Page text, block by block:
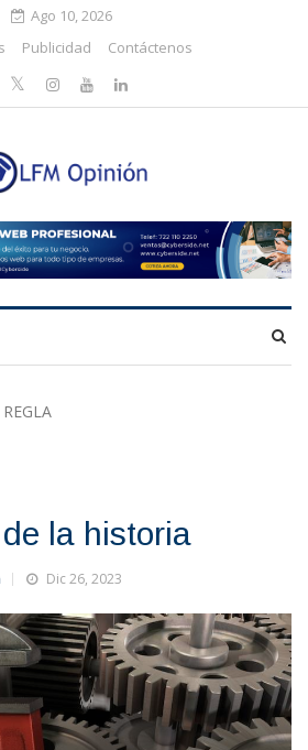
Ago 10, 2026
Publicidad Contáctenos
la historia
Dic 26, 2023